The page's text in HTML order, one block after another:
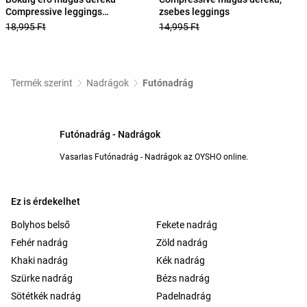
Compressive leggings
fényvisszaverő Core control
18,995 Ft
zsebes leggings
14,995 Ft
Termék szerint Nadrágok Futónadrág
Futónadrág - Nadrágok
Vasarlas Futónadrág - Nadrágok az OYSHO online.
Ez is érdekelhet
Bolyhos belső
Fekete nadrág
Fehér nadrág
Zöld nadrág
Khaki nadrág
Kék nadrág
Szürke nadrág
Bézs nadrág
Sötétkék nadrág
Padelnadrág